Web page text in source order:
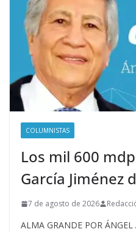
COLUMNISTAS
Los mil 600
García Jiménez
7 de agosto de 2026
ALMA GRANDE POR